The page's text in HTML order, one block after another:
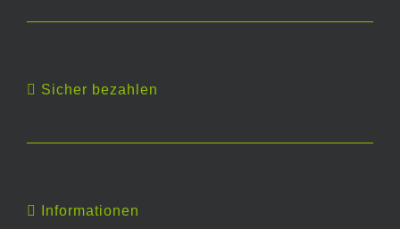
Sicher bezahlen
Informationen